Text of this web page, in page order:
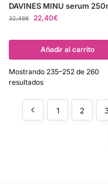
DAVINES MINU serum
32,46€ 22,40€
Añadir al carrito
Mostrando 235–252 de 260
resultados
1 2